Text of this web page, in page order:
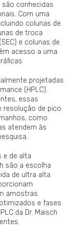
conhecidas
Com uma
colunas de
de troca
e colunas de
acesso a uma
projetadas
(HPLC).
essas
resolução de pico
como
atendem às
e de alta
são a escolha
de ultra alta
amostras
e fases
da Dr. Maisch